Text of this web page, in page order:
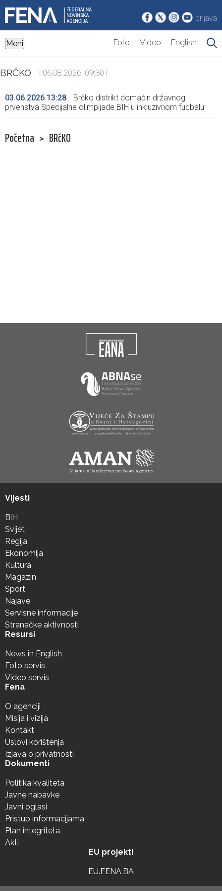
prijava
Meni Foto Video English
BRČKO | 06.08.2026. 09:30 |
03.06.2026 13:28
Brčko distrikt domaćin državnog
prvenstva Specijalne olimpijade BIH u inkluzivnom fudbalu
Početna > BRčKO
Vijesti
BiH
Svijet
Regija
Ekonomija
Kultura
Magazin
Sport
Najave
Servisne informacije
Stranačke aktivnosti
Resursi
News in English
Foto servis
Video servis
Fena
O agenciji
Misija i vizija
Kontakt
Uslovi korištenja
Izjava o privatnosti
Dokumenti
Politika kvaliteta
Javne nabavke
Javni oglasi
Pristup informacijama
Plan integriteta
Akti
EU projekti
EU.FENA.BA